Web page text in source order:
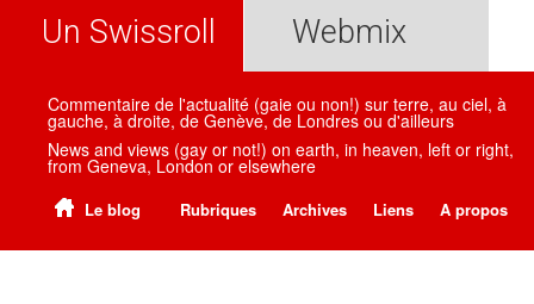
Un Swissroll Webmix
Commentaire de l'actualité (gaie ou non!) sur terre, au ciel, à
gauche, à droite, de Genève, de Londres ou d'ailleurs
News and views (gay or not!) on earth, in heaven, left or right,
from Geneva, London or elsewhere
Le blog Rubriques Archives Liens A propos